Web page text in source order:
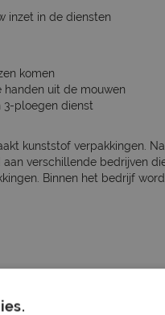
inzet in de diensten
komen
uit de mouwen
3-ploegen dienst
kunststof verpakkingen.
verschillende bedrijven
Binnen het bedrijf